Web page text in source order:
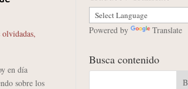
,
en día
sobre los
Powered by Translate
Busca contenido